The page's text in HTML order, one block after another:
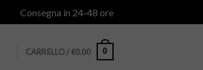
Consegna in 24-48 ore
CARRELLO /€0.00 0